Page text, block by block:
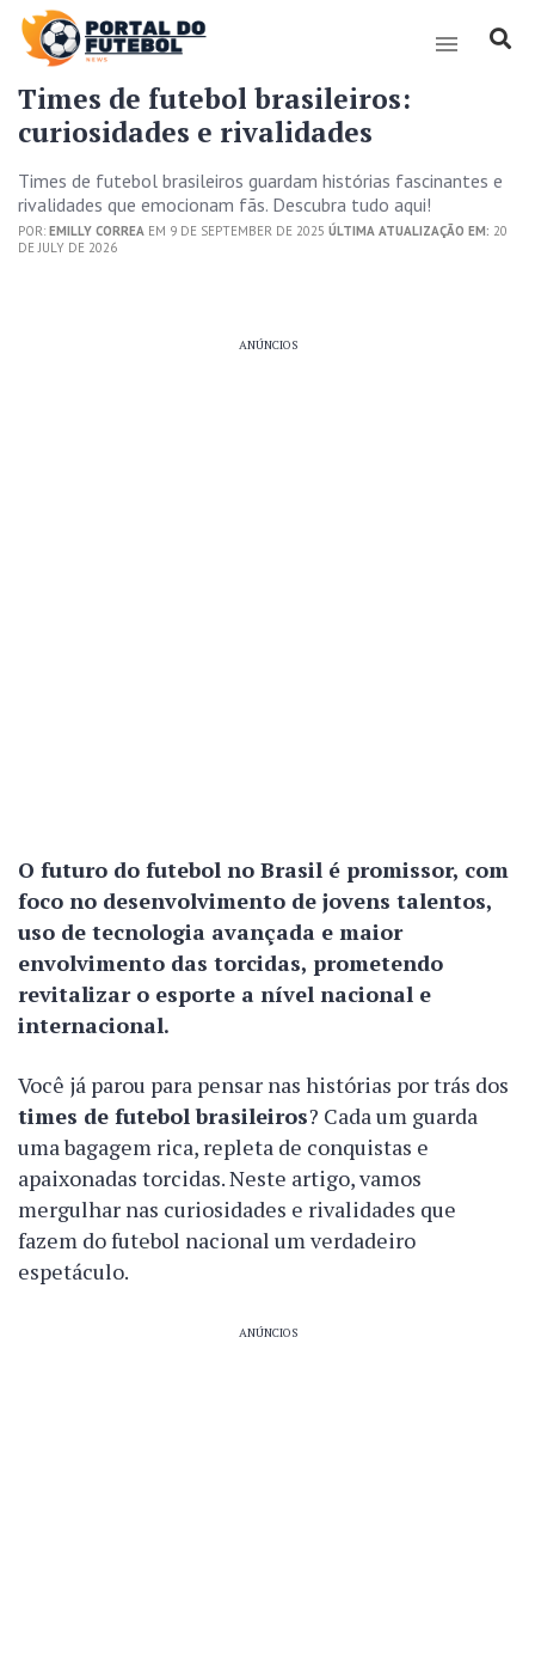
Times de futebol brasileiros:
curiosidades e rivalidades
Times de futebol brasileiros guardam histórias fascinantes e
rivalidades que emocionam fãs. Descubra tudo aqui!
POR: EMILLY CORREA EM 9 DE SEPTEMBER DE 2025 ÚLTIMA ATUALIZAÇÃO EM: 20
DE JULY DE 2026
ANÚNCIOS
O futuro do futebol no Brasil é promissor, com
foco no desenvolvimento de jovens talentos,
uso de tecnologia avançada e maior
envolvimento das torcidas, prometendo
revitalizar o esporte a nível nacional e
internacional.
Você já parou para pensar nas histórias por trás dos
times de futebol brasileiros? Cada um guarda
uma bagagem rica, repleta de conquistas e
apaixonadas torcidas. Neste artigo, vamos
mergulhar nas curiosidades e rivalidades que
fazem do futebol nacional um verdadeiro
espetáculo.
ANÚNCIOS